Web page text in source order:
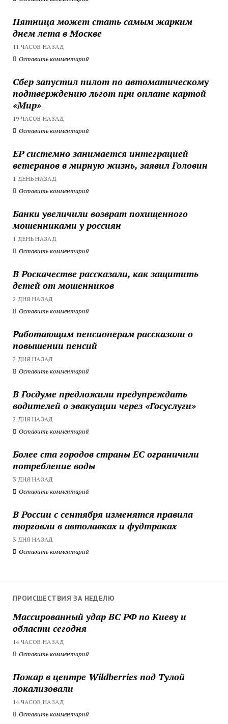
Пятница может стать самым жарким
днем лета в Москве
11 ЧАСОВ НАЗАД
Оставить комментарий
Сбер запустил пилот по автоматическому
подтверждению льгот при оплате картой
«Мир»
19 ЧАСОВ НАЗАД
Оставить комментарий
ЕР системно занимается интеграцией
ветеранов в мирную жизнь, заявил Головин
1 ДЕНЬ НАЗАД
Оставить комментарий
Банки увеличили возврат похищенного
мошенниками у россиян
1 ДЕНЬ НАЗАД
Оставить комментарий
В Роскачестве рассказали, как защитить
детей от мошенников
2 ДНЯ НАЗАД
Оставить комментарий
Работающим пенсионерам рассказали о
повышении пенсий
2 ДНЯ НАЗАД
Оставить комментарий
В Госдуме предложили предупреждать
водителей о эвакуации через «Госуслуги»
2 ДНЯ НАЗАД
Оставить комментарий
Более ста городов страны ЕС ограничили
потребление воды
3 ДНЯ НАЗАД
Оставить комментарий
В России с сентября изменятся правила
торговли в автолавках и фудтраках
3 ДНЯ НАЗАД
Оставить комментарий
ПРОИСШЕСТВИЯ ЗА НЕДЕЛЮ
Массированный удар ВС РФ по Киеву и
области сегодня
14 ЧАСОВ НАЗАД
Оставить комментарий
Пожар в центре Wildberries под Тулой
локализовали
14 ЧАСОВ НАЗАД
Оставить комментарий